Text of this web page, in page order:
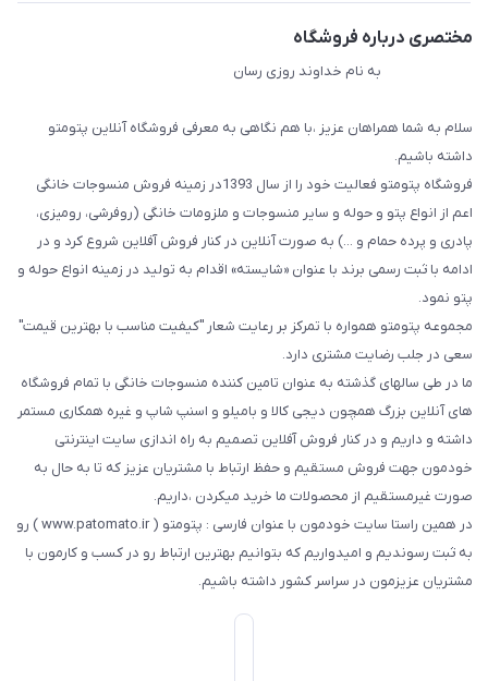
مختصری درباره فروشگاه
به نام خداوند روزی رسان
سلام به شما همراهان عزیز ،با هم نگاهی به معرفی فروشگاه آنلاین پتومتو
داشته باشیم.
فروشگاه پتومتو فعالیت خود را از سال 1393در زمینه فروش منسوجات خانگی
اعم از انواع پتو و حوله و سایر منسوجات و ملزومات خانگی (روفرشی، رومیزی،
پادری و پرده حمام و ...) به صورت آنلاین در کنار فروش آفلاین شروع کرد و در
ادامه با ثبت رسمی برند با عنوان «شایسته» اقدام به تولید در زمینه انواع حوله و
پتو نمود.
مجموعه پتومتو همواره با تمرکز بر رعایت شعار "کیفیت مناسب با بهترین قیمت"
سعی در جلب رضایت مشتری دارد.
ما در طی سالهای گذشته به عنوان تامین کننده منسوجات خانگی با تمام فروشگاه
های آنلاین بزرگ همچون دیجی کالا و بامیلو و اسنپ شاپ و غیره همکاری مستمر
داشته و داریم و در کنار فروش آفلاین تصمیم به راه اندازی سایت اینترنتی
خودمون جهت فروش مستقیم و حفظ ارتباط با مشتریان عزیز که تا به حال به
صورت غیرمستقیم از محصولات ما خرید میکردن ،داریم.
در همین راستا سایت خودمون با عنوان فارسی : پتومتو ( www.patomato.ir ) رو
به ثبت رسوندیم و امیدواریم که بتوانیم بهترین ارتباط رو در کسب و کارمون با
مشتریان عزیزمون در سراسر کشور داشته باشیم.